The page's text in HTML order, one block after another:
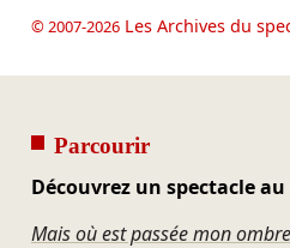
© 2007-2026Les Archives du
Parcourir
Découvrez un spectacle
Mais où est passée mon